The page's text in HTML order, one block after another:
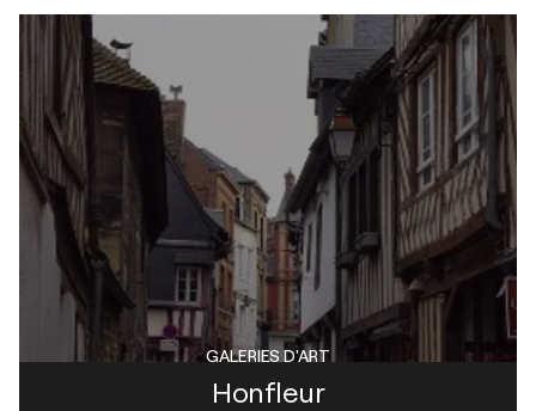
Honfleur
GALERIES D'ART